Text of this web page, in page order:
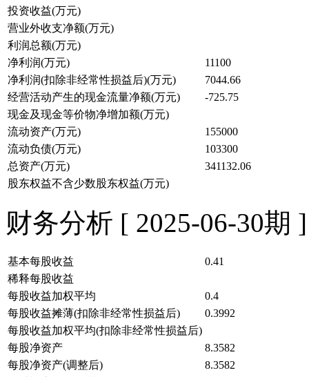
投资收益(万元)
营业外收支净额(万元)
利润总额(万元)
净利润(万元)
11100
净利润(扣除非经常性损益后)(万元)
7044.66
经营活动产生的现金流量净额(万元)
-725.75
现金及现金等价物净增加额(万元)
流动资产(万元)
155000
流动负债(万元)
103300
总资产(万元)
341132.06
股东权益不含少数股东权益(万元)
财务分析 [ 2025-06-30期 ]
基本每股收益
0.41
稀释每股收益
每股收益加权平均
0.4
每股收益摊薄(扣除非经常性损益后)
0.3992
每股收益加权平均(扣除非经常性损益后)
每股净资产
8.3582
每股净资产(调整后)
8.3582